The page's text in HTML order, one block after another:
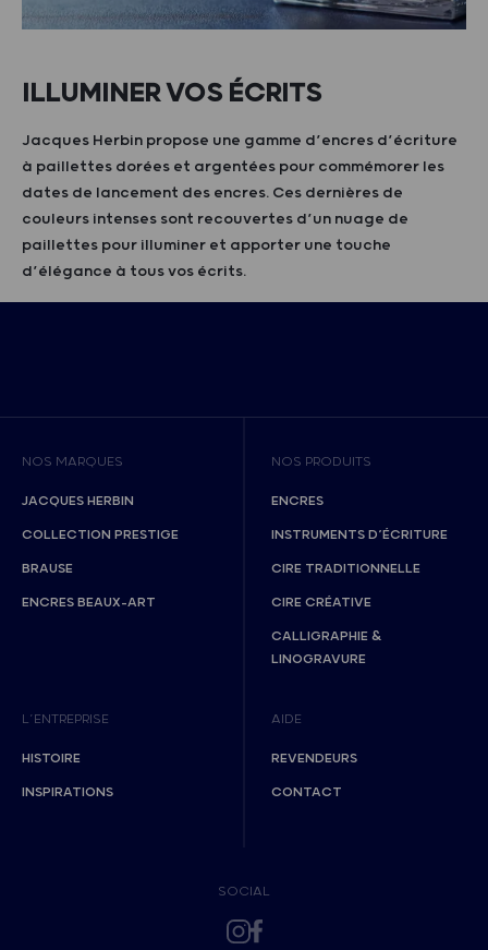
ILLUMINER VOS ÉCRITS
Jacques Herbin propose une gamme d’encres d’écriture
à paillettes dorées et argentées pour commémorer les
dates de lancement des encres. Ces dernières de
couleurs intenses sont recouvertes d’un nuage de
paillettes pour illuminer et apporter une touche
d’élégance à tous vos écrits.
NOS MARQUES
JACQUES HERBIN
COLLECTION PRESTIGE
BRAUSE
ENCRES BEAUX-ART
NOS PRODUITS
ENCRES
INSTRUMENTS D’ÉCRITURE
CIRE TRADITIONNELLE
CIRE CRÉATIVE
CALLIGRAPHIE &
LINOGRAVURE
L’ENTREPRISE
HISTOIRE
INSPIRATIONS
AIDE
REVENDEURS
CONTACT
SOCIAL